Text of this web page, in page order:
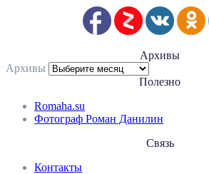
Архивы
Архивы
Полезно
Romaha.su
Фотограф Роман Данилин
Связь
Контакты